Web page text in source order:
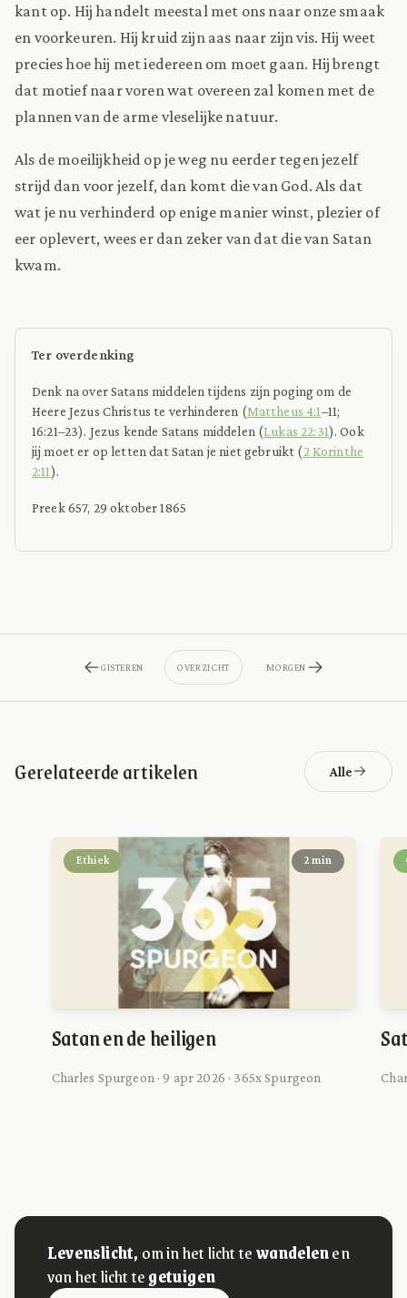
kant op. Hij handelt meestal met ons naar onze smaak
en voorkeuren. Hij kruid zijn aas naar zijn vis. Hij weet
precies hoe hij met iedereen om moet gaan. Hij brengt
dat motief naar voren wat overeen zal komen met de
plannen van de arme vleselijke natuur.
Als de moeilijkheid op je weg nu eerder tegen jezelf
strijd dan voor jezelf, dan komt die van God. Als dat
wat je nu verhinderd op enige manier winst, plezier of
eer oplevert, wees er dan zeker van dat die van Satan
kwam.
Ter overdenking
Denk na over Satans middelen tijdens zijn poging om de
Heere Jezus Christus te verhinderen (Mattheus 4:1–11;
16:21–23). Jezus kende Satans middelen (Lukas 22:31). Ook
jij moet er op letten dat Satan je niet gebruikt (2 Korinthe
2:11).
Preek 657, 29 oktober 1865
GISTEREN OVERZICHT MORGEN
Gerelateerde artikelen Alle
Ethiek 2 min
Satan en de heiligen
Charles Spurgeon · 9 apr 2026 · 365x Spurgeon
Levenslicht, om in het licht tewandelenen
van het licht tegetuigen